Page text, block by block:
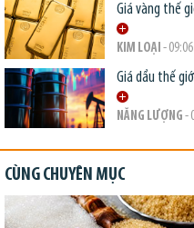
Giá vàng thế
KIM LOẠI -
Giá dầu thế
NĂNG LƯỢNG -
CÙNG CHUYÊN MỤC